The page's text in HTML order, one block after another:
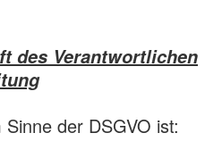
des Verantwortlichen
der DSGVO ist: